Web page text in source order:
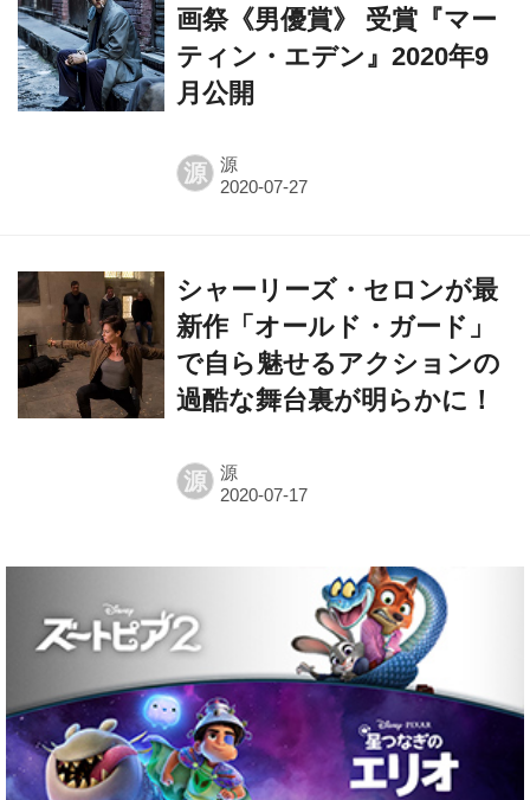
画祭《男優賞》 受賞『マー
ティン・エデン』2020年9
月公開
源 源
シャーリーズ・セロンが最
新作「オールド・ガード」
で自ら魅せるアクションの
過酷な舞台裏が明らかに！
源 源